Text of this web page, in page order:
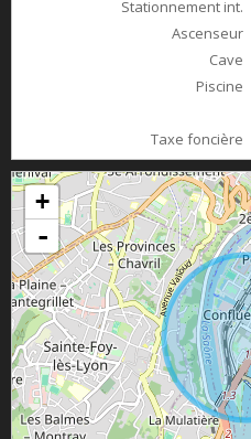
Stationnement int.
Ascenseur
Cave
Piscine
Taxe foncière
+
-